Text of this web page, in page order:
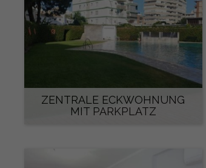
ZENTRALE ECKWOHNUNG
MIT PARKPLATZ